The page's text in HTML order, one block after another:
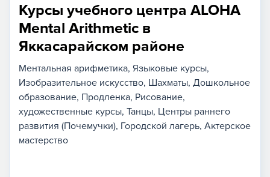
Курсы учебного центра ALOHA
Mental Arithmetic в
Яккасарайском районе
Ментальная арифметика Языковые курсы
Изобразительное искусство Шахматы Дошкольное
образование Продленка Рисование,
художественные курсы Танцы Центры раннего
развития (Почемучки) Городской лагерь Актерское
мастерство